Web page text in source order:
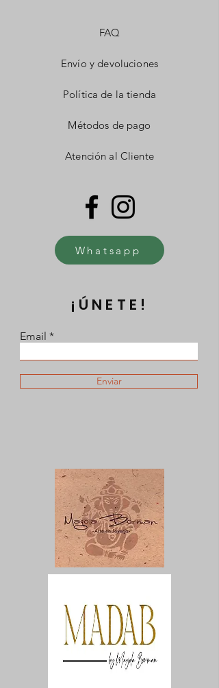
FAQ
Envío y devoluciones
Política de la tienda
Métodos de pago
Atención al Cliente
Whatsapp
¡ÚNETE!
Email
Enviar